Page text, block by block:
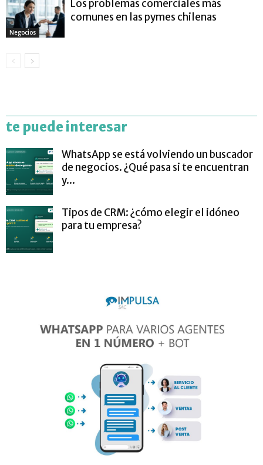
Negocios
Los problemas comerciales más
comunes en las pymes chilenas
te puede interesar
WhatsApp se está volviendo un buscador
de negocios. ¿Qué pasa si te encuentran
y...
Tipos de CRM: ¿cómo elegir el idóneo
para tu empresa?